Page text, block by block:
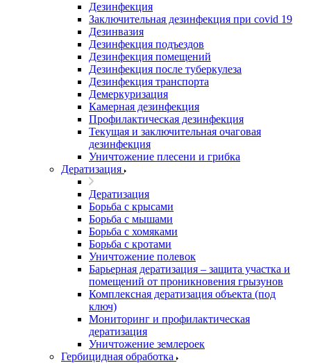
Дезинфекция
Заключительная дезинфекция при covid 19
Дезинвазия
Дезинфекция подъездов
Дезинфекция помещений
Дезинфекция после туберкулеза
Дезинфекция транспорта
Демеркуризация
Камерная дезинфекция
Профилактическая дезинфекция
Текущая и заключительная очаговая
дезинфекция
Уничтожение плесени и грибка
Дератизация
Дератизация
Борьба с крысами
Борьба с мышами
Борьба с хомяками
Борьба с кротами
Уничтожение полевок
Барьерная дератизация – защита участка и
помещений от проникновения грызунов
Комплексная дератизация объекта (под
ключ)
Мониторинг и профилактическая
дератизация
Уничтожение землероек
Гербицидная обработка